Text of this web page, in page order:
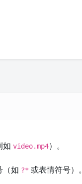
如video.mp4）。
（如 ?* 或表情符号）。